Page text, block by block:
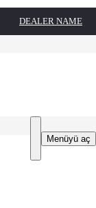
DEALER NAME
Menüyü aç